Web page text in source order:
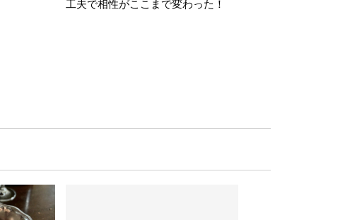
工夫で相性がここまで変わった！